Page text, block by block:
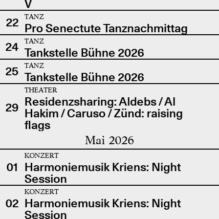
V
22
TANZ
Pro Senectute Tanznachmittag
24
TANZ
Tankstelle Bühne 2026
25
TANZ
Tankstelle Bühne 2026
29
THEATER
Residenzsharing: Aldebs / Al
Hakim / Caruso / Zünd: raising
flags
Mai 2026
01
KONZERT
Harmoniemusik Kriens: Night
Session
02
KONZERT
Harmoniemusik Kriens: Night
Session